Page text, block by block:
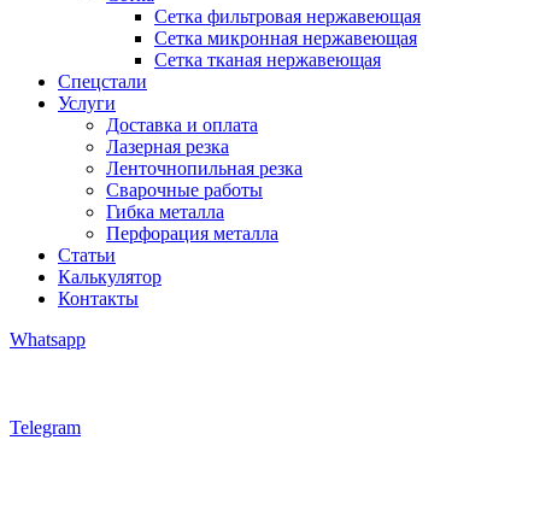
Сетка фильтровая нержавеющая
Сетка микронная нержавеющая
Сетка тканая нержавеющая
Спецстали
Услуги
Доставка и оплата
Лазерная резка
Ленточнопильная резка
Сварочные работы
Гибка металла
Перфорация металла
Статьи
Калькулятор
Контакты
Whatsapp
Telegram